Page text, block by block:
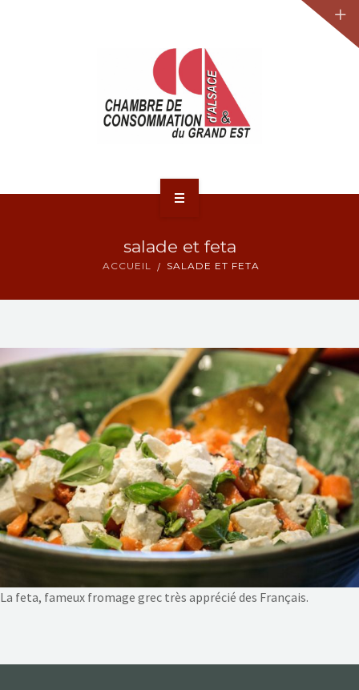
NOS ACTIONS
CONTACT
salade et feta
ACCUEIL SALADE ET FETA
La feta, fameux fromage grec très apprécié des Français.